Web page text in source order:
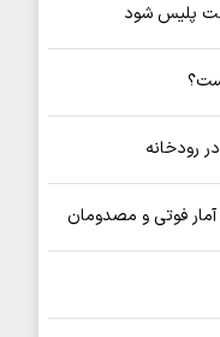
پلیس شود
رودخانه
آمار فوتی و مصدومان